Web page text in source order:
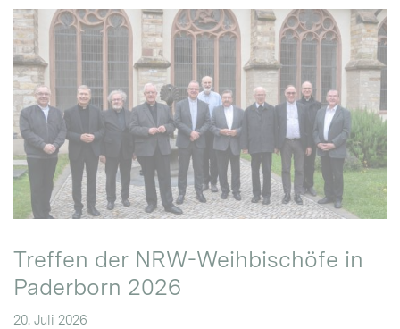
Treffen der NRW-Weihbischöfe in
Paderborn 2026
20. Juli 2026